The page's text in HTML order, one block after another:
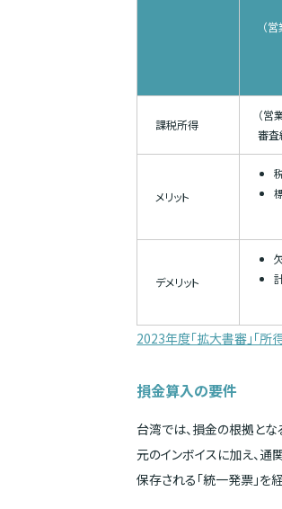
（
課税所得
（
審査
メリット
デメリット
2023年度「拡大書審」「所
損金算入の要件
台湾では、損金の根拠と
元のインボイスに加え、
保存される「統一発票」を